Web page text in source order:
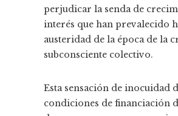
perjudicar la senda de
interés que han prevalecido
austeridad de la época de la
subconsciente colectivo.
Esta sensación de inocuidad
condiciones de financiación